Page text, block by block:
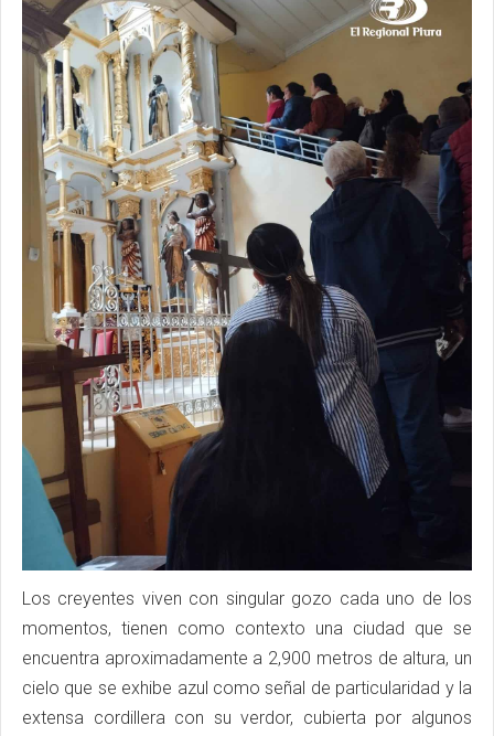
Los creyentes viven con singular gozo cada uno de los
momentos, tienen como contexto una ciudad que se
encuentra aproximadamente a 2,900 metros de altura, un
cielo que se exhibe azul como señal de particularidad y la
extensa cordillera con su verdor, cubierta por algunos